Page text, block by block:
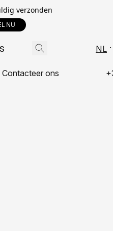
verzonden
NU
NL
Contacteer ons